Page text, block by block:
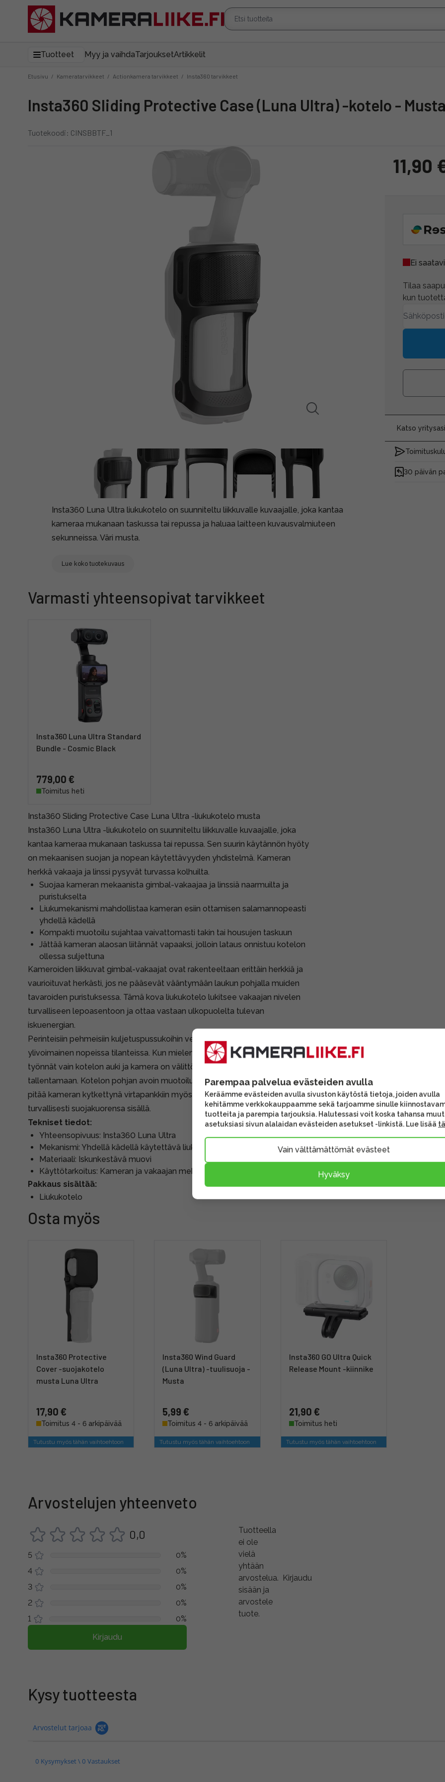
Tuotteet Myy ja vaihdaTarjouksetArtikkelit
Etusivu / Kameratarvikkeet / Actionkamera tarvikkeet / Insta360 tarvikkeet
Insta360 Sliding Protective Case (Luna Ultra) -kotelo -
Tuotekoodi: CINSBBTF_1
Insta360 Luna Ultra liukukotelo on suunniteltu liikkuvalle kuvaajalle, joka kantaa
kameraa mukanaan taskussa tai repussa ja haluaa laitteen kuvausvalmiuteen
sekunneissa. Väri musta.
Lue koko tuotekuvaus
11,90
Ei
Tilaa
kun
Katso
30 päivän
Varmasti yhteensopivat tarvikkeet
Insta360 Luna Ultra Standard
Bundle - Cosmic Black
779,00 €
Toimitus heti
Insta360 Sliding Protective Case Luna Ultra -liukukotelo musta
Insta360 Luna Ultra -liukukotelo on suunniteltu liikkuvalle kuvaajalle, joka
kantaa kameraa mukanaan taskussa tai repussa. Sen suurin käytännön hyöty
on mekaanisen suojan ja nopean käytettävyyden yhdistelmä. Kameran
herkkä vakaaja ja linssi pysyvät turvassa kolhuilta.
Suojaa kameran mekaanista gimbal-vakaajaa ja linssiä naarmuilta ja
puristukselta
Liukumekanismi mahdollistaa kameran esiin ottamisen salamannopeasti
yhdellä kädellä
Kompakti muotoilu sujahtaa vaivattomasti takin tai housujen taskuun
Jättää kameran alaosan liitännät vapaaksi, jolloin lataus onnistuu kotelon
ollessa suljettuna
Kameroiden liikkuvat gimbal-vakaajat ovat rakenteeltaan erittäin herkkiä ja
vaurioituvat herkästi, jos ne pääsevät vääntymään laukun pohjalla muiden
tavaroiden puristuksessa. Tämä kova liukukotelo lukitsee vakaajan nivelen
turvalliseen lepoasentoon ja ottaa vastaan ulkopuolelta tulevan
iskuenergian.
Perinteisiin pehmeisiin kuljetuspussukoihin verrattuna liukukotelo on
ylivoimainen nopeissa tilanteissa. Kun mielenkiintoinen tilanne osuu kohdalle,
työnnät vain kotelon auki ja kamera on välittömästi kädessäsi valmiina
tallentamaan. Kotelon pohjan avoin muotoilu varmistaa lisäksi sen, että voit
pitää kameran kytkettynä virtapankkiin myös silloin, kun laite lepää
turvallisesti suojakuorensa sisällä.
Tekniset tiedot:
Yhteensopivuus: Insta360 Luna Ultra
Mekanismi: Yhdellä kädellä käytettävä liukukansi
Materiaali: Iskunkestävä muovi
Käyttötarkoitus: Kameran ja vakaajan mekaaninen suojaus
Pakkaus sisältää:
Liukukotelo
Osta myös
Insta360 Protective
Cover -suojakotelo
musta Luna Ultra
17,90 €
Toimitus 4 - 6 arkipäivää
Tutustu myös tähän vaihtoehtoon
Insta360 Wind Guard
(Luna Ultra) -tuulisuoja -
Musta
5,99 €
Toimitus 4 - 6 arkipäivää
Tutustu myös tähän vaihtoehtoon
Insta360 GO Ultra Quick
Release Mount -kiinnike
21,90 €
Toimitus heti
Tutustu myös tähän vaihtoehtoon
Arvostelujen yhteenveto
0,0
5
0%
4
0%
3
0%
2
0%
1
0%
Kirjaudu
Tuotteella
ei ole
vielä
yhtään
arvostelua. Kirjaudu
sisään ja
arvostele
tuote.
Kysy tuotteesta
Arvostelut tarjoaa
0 Kysymykset \ 0 Vastaukset
Parempaa palvelua evästeiden avulla
Keräämme evästeiden avulla sivuston käytöstä tietoja, joiden avulla
kehitämme verkkokauppaamme sekä tarjoamme sinulle
tuotteita ja parempia tarjouksia. Halutessasi voit koska tahansa
asetuksiasi sivun alalaidan evästeiden asetukset -linkistä. Lue lisää
Vain välttämättömät evästeet
Hyväksy